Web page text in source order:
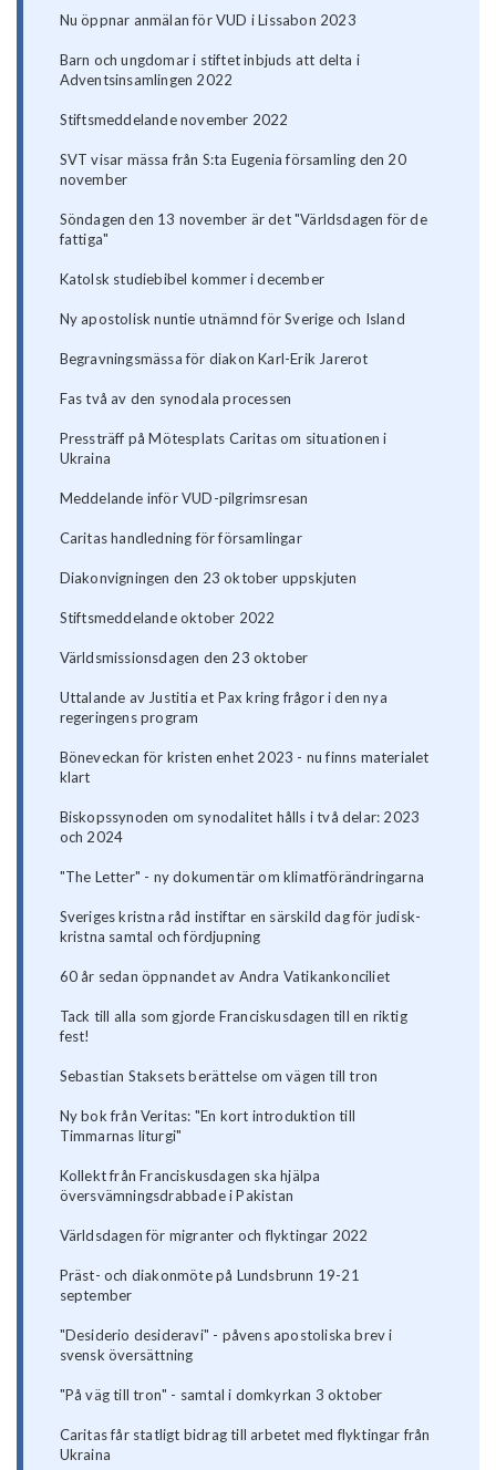
Nu öppnar anmälan för VUD i Lissabon 2023
Barn och ungdomar i stiftet inbjuds att delta i
Adventsinsamlingen 2022
Stiftsmeddelande november 2022
SVT visar mässa från S:ta Eugenia församling den 20
november
Söndagen den 13 november är det "Världsdagen för de
fattiga"
Katolsk studiebibel kommer i december
Ny apostolisk nuntie utnämnd för Sverige och Island
Begravningsmässa för diakon Karl-Erik Jarerot
Fas två av den synodala processen
Pressträff på Mötesplats Caritas om situationen i
Ukraina
Meddelande inför VUD-pilgrimsresan
Caritas handledning för församlingar
Diakonvigningen den 23 oktober uppskjuten
Stiftsmeddelande oktober 2022
Världsmissionsdagen den 23 oktober
Uttalande av Justitia et Pax kring frågor i den nya
regeringens program
Böneveckan för kristen enhet 2023 - nu finns materialet
klart
Biskopssynoden om synodalitet hålls i två delar: 2023
och 2024
"The Letter" - ny dokumentär om klimatförändringarna
Sveriges kristna råd instiftar en särskild dag för judisk-
kristna samtal och fördjupning
60 år sedan öppnandet av Andra Vatikankonciliet
Tack till alla som gjorde Franciskusdagen till en riktig
fest!
Sebastian Staksets berättelse om vägen till tron
Ny bok från Veritas: "En kort introduktion till
Timmarnas liturgi"
Kollekt från Franciskusdagen ska hjälpa
översvämningsdrabbade i Pakistan
Världsdagen för migranter och flyktingar 2022
Präst- och diakonmöte på Lundsbrunn 19-21
september
"Desiderio desideravi" - påvens apostoliska brev i
svensk översättning
"På väg till tron" - samtal i domkyrkan 3 oktober
Caritas får statligt bidrag till arbetet med flyktingar från
Ukraina